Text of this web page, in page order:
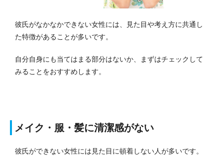
彼氏がなかなかできない女性には、見た目や考え方に共通し
た特徴があることが多いです。
自分自身にも当てはまる部分はないか、まずはチェックして
みることをおすすめします。
メイク・服・髪に清潔感がない
彼氏ができない女性には見た目に頓着しない人が多いです。